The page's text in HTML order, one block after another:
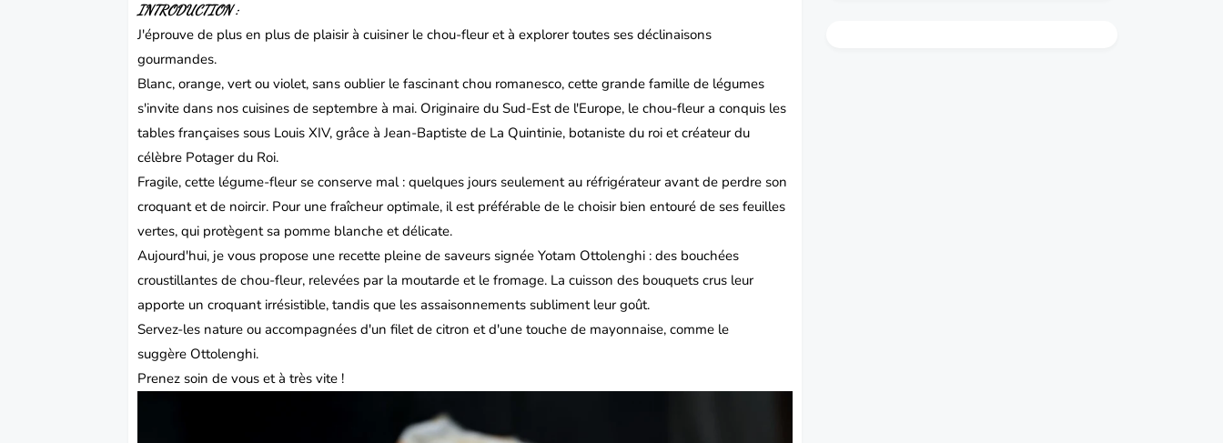
INTRODUCTION :
J'éprouve de plus en plus de plaisir à cuisiner lechou-fleuret à explorer toutes ses déclinaisons
gourmandes.
Blanc, orange, vert ou violet, sans oublier le fascinant chou romanesco, cette grande famille de légumes
s'invite dans nos cuisines de septembre à mai. Originaire du Sud-Est de l'Europe, le chou-fleur a conquis les
tables françaises sous Louis XIV, grâce à Jean-Baptiste de La Quintinie, botaniste du roi et créateur du
célèbre Potager du Roi.
Fragile, cette légume-fleur se conserve mal : quelques jours seulement au réfrigérateur avant de perdre son
croquant et de noircir. Pour une fraîcheur optimale, il est préférable de le choisir bien entouré de ses feuilles
vertes, qui protègent sa pomme blanche et délicate.
Aujourd'hui, je vous propose une recette pleine de saveurs signée Yotam Ottolenghi : des bouchées
croustillantes de chou-fleur, relevées par la moutarde et le fromage. La cuisson des bouquets crus leur
apporte un croquant irrésistible, tandis que les assaisonnements subliment leur goût.
Servez-les nature ou accompagnées d'un filet de citron et d'une touche de mayonnaise, comme le
suggère Ottolenghi.
Prenez soin de vous et à très vite !